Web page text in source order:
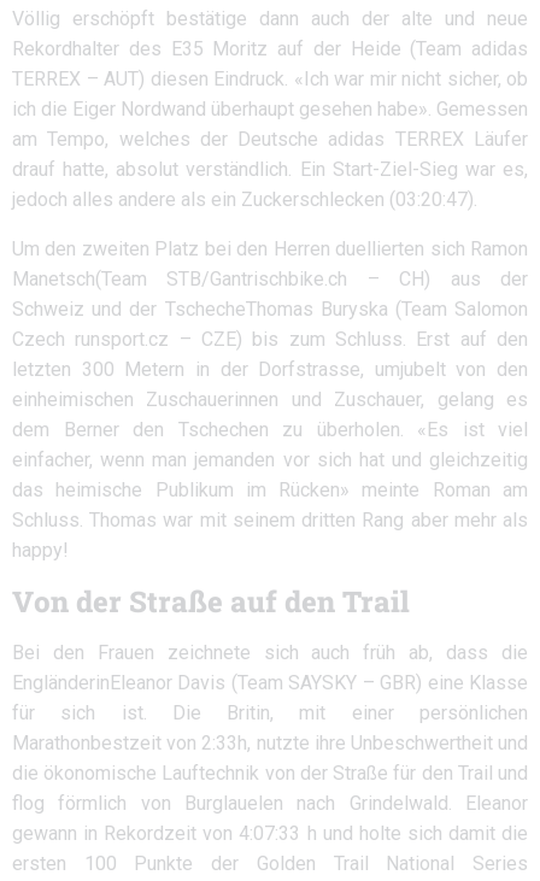
Völlig erschöpft bestätige dann auch der alte und neue
Rekordhalter des E35 Moritz auf der Heide (Team adidas
TERREX – AUT) diesen Eindruck. «Ich war mir nicht sicher, ob
ich die Eiger Nordwand überhaupt gesehen habe». Gemessen
am Tempo, welches der Deutsche adidas TERREX Läufer
drauf hatte, absolut verständlich. Ein Start-Ziel-Sieg war es,
jedoch alles andere als ein Zuckerschlecken (03:20:47).
Um den zweiten Platz bei den Herren duellierten sich Ramon
Manetsch(Team STB/Gantrischbike.ch – CH) aus der
Schweiz und der TschecheThomas Buryska (Team Salomon
Czech runsport.cz – CZE) bis zum Schluss. Erst auf den
letzten 300 Metern in der Dorfstrasse, umjubelt von den
einheimischen Zuschauerinnen und Zuschauer, gelang es
dem Berner den Tschechen zu überholen. «Es ist viel
einfacher, wenn man jemanden vor sich hat und gleichzeitig
das heimische Publikum im Rücken» meinte Roman am
Schluss. Thomas war mit seinem dritten Rang aber mehr als
happy!
Von der Straße auf den Trail
Bei den Frauen zeichnete sich auch früh ab, dass die
EngländerinEleanor Davis (Team SAYSKY – GBR) eine Klasse
für sich ist. Die Britin, mit einer persönlichen
Marathonbestzeit von 2:33h, nutzte ihre Unbeschwertheit und
die ökonomische Lauftechnik von der Straße für den Trail und
flog förmlich von Burglauelen nach Grindelwald. Eleanor
gewann in Rekordzeit von 4:07:33 h und holte sich damit die
ersten 100 Punkte der Golden Trail National Series